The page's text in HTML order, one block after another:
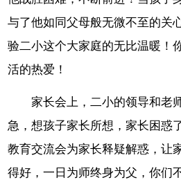
与了他如同父母般无微不至的关
验二小这个大家庭的无比温暖！
活的热爱！
家长会上，二小的领导和老
急，想孩子家长所想，家长困惑
教育交流会为家长释疑解惑，让
得好，一日为师终身为父，你们